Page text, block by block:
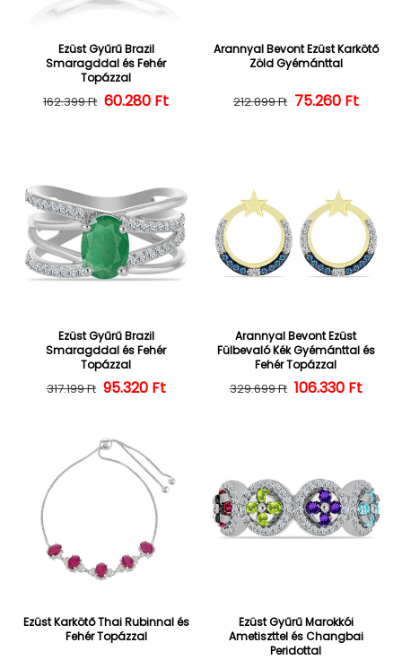
Ezüst Gyűrű Brazil
Smaragddal és Fehér
Topázzal
Normál ár
162.399 Ft Kedvezményes ár
60.280 Ft
Arannyal Bevont Ezüst Karkötő
Zöld Gyémánttal
Normál ár
212.899 Ft 75.260 Ft
Ezüst Gyűrű Brazil
Smaragddal és Fehér
Topázzal
Normál ár
317.199 Ft Kedvezményes ár
95.320 Ft
Arannyal Bevont Ezüst
Fülbevaló Kék Gyémánttal és
Fehér Topázzal
Normál ár
329.699 Ft 106.330 Ft
Ezüst Karkötő Thai Rubinnal és
Fehér Topázzal
Ezüst Gyűrű Marokkói
Ametiszttel és Changbai
Peridottal